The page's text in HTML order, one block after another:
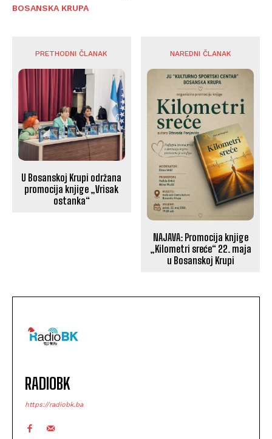
BOSANSKA KRUPA
PRETHODNI ČLANAK
U Bosanskoj Krupi održana
promocija knjige „Vrisak
ostanka“
NAREDNI ČLANAK
NAJAVA: Promocija knjige
„Kilometri sreće“ 22. maja
u Bosanskoj Krupi
RADIOBK
https://radiobk.ba